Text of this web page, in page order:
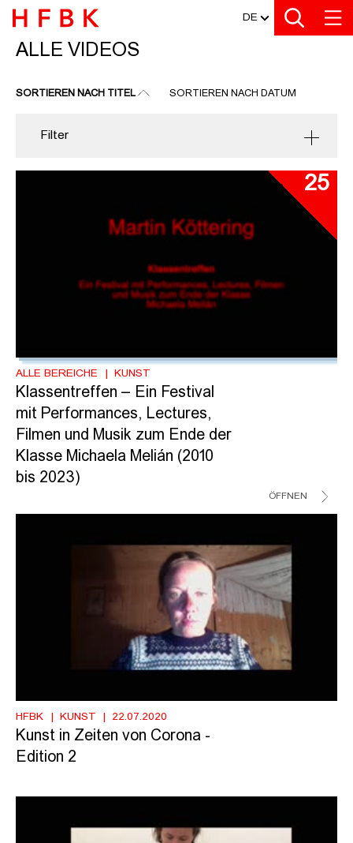
Zu den Filtern
Zur Metanavigation
Zur Hauptnavigation
Zur Suche
Zum Inhalt
Zum Seitenfuss DE
ALLE VIDEOS
ALLE VIDEOS
SORTIEREN NACH TITEL SORTIEREN NACH DATUM
Filter
25
ALLE BEREICHE KUNST
Klassentreffen – Ein Festival
mit Performances, Lectures,
Filmen und Musik zum Ende der
Klasse Michaela Melián (2010
bis 2023)
ÖFFNEN
HFBK KUNST 22.07.2020
Kunst in Zeiten von Corona -
Edition 2